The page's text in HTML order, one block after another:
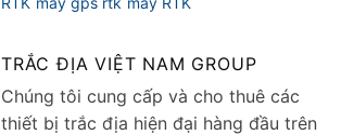
TRẮC ĐỊA VIỆT NAM GROUP
Chúng tôi cung cấp và cho thuê các
thiết bị trắc địa hiện đại hàng đầu trên